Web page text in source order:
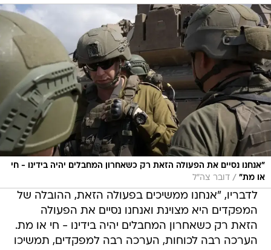
"אנחנו נסיים את הפעולה הזאת רק כשאחרון המחבלים יהיה בידינו - חי
או מת" / דובר צה"ל
לדבריו, "אנחנו ממשיכים בפעולה הזאת, ההובלה של
המפקדים היא מצוינת ואנחנו נסיים את הפעולה
הזאת רק כשאחרון המחבלים יהיה בידינו - חי או מת.
הערכה רבה לכוחות, הערכה רבה למפקדים, תמשיכו